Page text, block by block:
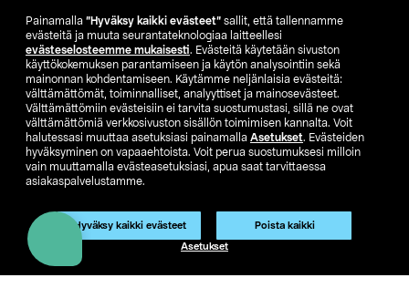
Painamalla ”Hyväksy kaikki evästeet” sallit, että tallennamme
evästeitä ja muuta seurantateknologiaa laitteellesi
evästeselosteemme mukaisesti. Evästeitä käytetään sivuston
käyttökokemuksen parantamiseen ja käytön analysointiin sekä
mainonnan kohdentamiseen. Käytämme neljänlaisia evästeitä:
välttämättömät, toiminnalliset, analyyttiset ja mainosevästeet.
Välttämättömiin evästeisiin ei tarvita suostumustasi, sillä ne ovat
välttämättömiä verkkosivuston sisällön toimimisen kannalta. Voit
halutessasi muuttaa asetuksiasi painamalla Asetukset. Evästeiden
hyväksyminen on vapaaehtoista. Voit perua suostumuksesi milloin
vain muuttamalla evästeasetuksiasi, apua saat tarvittaessa
asiakaspalvelustamme.
Hyväksy kaikki evästeet Poista kaikki
Asetukset
Etsi myymälä
SE NO FI
FI SV
Club Clas Ostoehdot
Tietosuojaseloste
Näytä hinnat ilman ALV:a